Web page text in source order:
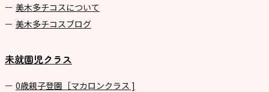
美⽊多チコスについて
美⽊多チコスブログ
未就園児クラス
0歳親子登園［マカロンクラス ]